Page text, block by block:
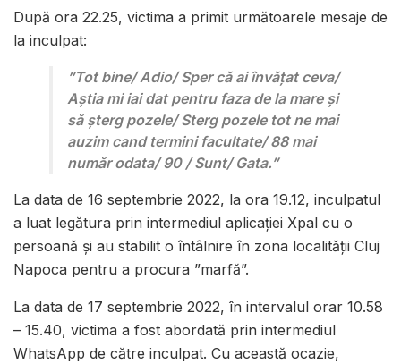
După ora 22.25, victima a primit următoarele mesaje de
la inculpat:
”Tot bine/ Adio/ Sper că ai învățat ceva/
Aștia mi iai dat pentru faza de la mare și
să șterg pozele/ Sterg pozele tot ne mai
auzim cand termini facultate/ 88 mai
număr odata/ 90 / Sunt/ Gata.”
La data de 16 septembrie 2022, la ora 19.12, inculpatul
a luat legătura prin intermediul aplicației Xpal cu o
persoană și au stabilit o întâlnire în zona localității Cluj
Napoca pentru a procura ”marfă”.
La data de 17 septembrie 2022, în intervalul orar 10.58
– 15.40, victima a fost abordată prin intermediul
WhatsApp de către inculpat. Cu această ocazie,